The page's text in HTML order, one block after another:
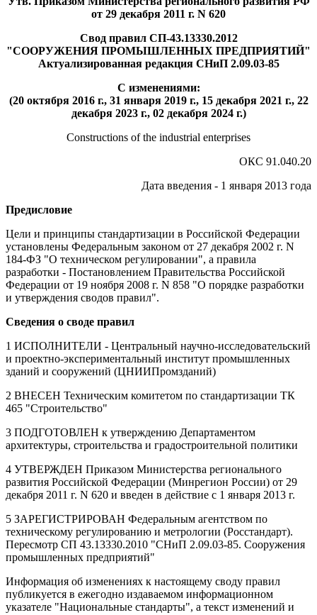
от 29 декабря 2011 г. N 620
Свод правил СП-43.13330.2012
"СООРУЖЕНИЯ ПРОМЫШЛЕННЫХ ПРЕДПРИЯТИЙ"
Актуализированная редакция СНиП 2.09.03-85
С изменениями:
(20 октября 2016 г., 31 января 2019 г., 15 декабря 2021 г., 22
декабря 2023 г., 02 декабря 2024 г.)
Constructions of the industrial enterprises
ОКС 91.040.20
Дата введения - 1 января 2013 года
Предисловие
Цели и принципы стандартизации в Российской Федерации
установлены Федеральным законом от 27 декабря 2002 г. N
184-ФЗ "О техническом регулировании", а правила
разработки - Постановлением Правительства Российской
Федерации от 19 ноября 2008 г. N 858 "О порядке разработки
и утверждения сводов правил".
Сведения о своде правил
1 ИСПОЛНИТЕЛИ - Центральный научно-исследовательский
и проектно-экспериментальный институт промышленных
зданий и сооружений (ЦНИИПромзданий)
2 ВНЕСЕН Техническим комитетом по стандартизации ТК
465 "Строительство"
3 ПОДГОТОВЛЕН к утверждению Департаментом
архитектуры, строительства и градостроительной политики
4 УТВЕРЖДЕН Приказом Министерства регионального
развития Российской Федерации (Минрегион России) от 29
декабря 2011 г. N 620 и введен в действие с 1 января 2013 г.
5 ЗАРЕГИСТРИРОВАН Федеральным агентством по
техническому регулированию и метрологии (Росстандарт).
Пересмотр СП 43.13330.2010 "СНиП 2.09.03-85. Сооружения
промышленных предприятий"
Информация об изменениях к настоящему своду правил
публикуется в ежегодно издаваемом информационном
указателе "Национальные стандарты", а текст изменений и